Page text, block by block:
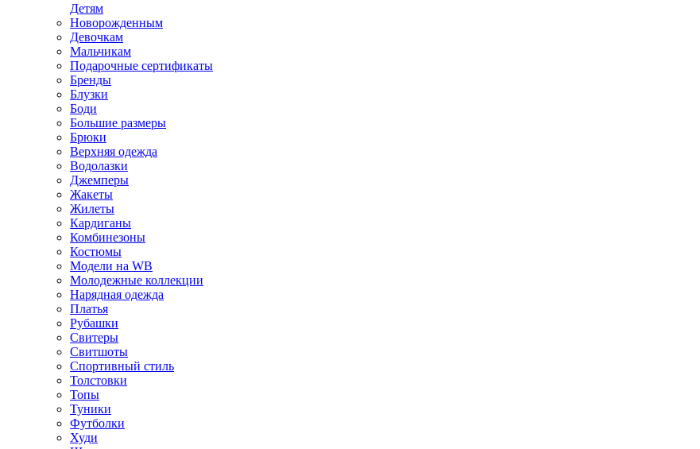
Детям
Новорожденным
Девочкам
Мальчикам
Подарочные сертификаты
Бренды
Блузки
Боди
Большие размеры
Брюки
Верхняя одежда
Водолазки
Джемперы
Жакеты
Жилеты
Кардиганы
Комбинезоны
Костюмы
Модели на WB
Молодежные коллекции
Нарядная одежда
Платья
Рубашки
Свитеры
Свитшоты
Спортивный стиль
Толстовки
Топы
Туники
Футболки
Худи